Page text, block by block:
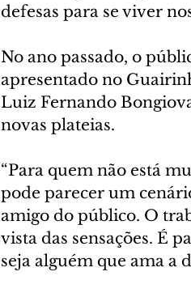
defesas para se viver
No ano passado, o
apresentado no
Luiz Fernando
novas plateias.
“Para quem não está
pode parecer um
amigo do público. O
vista das sensações. É
seja alguém que ama a